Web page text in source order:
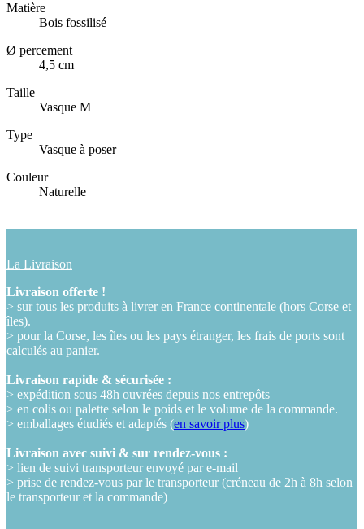
Matière
Bois fossilisé
Ø percement
4,5 cm
Taille
Vasque M
Type
Vasque à poser
Couleur
Naturelle
La Livraison
Livraison offerte !
> sur tous les produits à livrer en France continentale (hors Corse et
îles).
> pour la Corse, les îles ou les pays étranger, les frais de ports sont
calculés au panier.
Livraison rapide & sécurisée :
> expédition sous 48h ouvrées depuis nos entrepôts
> en colis ou palette selon le poids et le volume de la commande.
> emballages étudiés et adaptés (en savoir plus)
Livraison avec suivi & sur rendez-vous :
> lien de suivi transporteur envoyé par e-mail
> prise de rendez-vous par le transporteur (créneau de 2h à 8h selon
le transporteur et la commande)